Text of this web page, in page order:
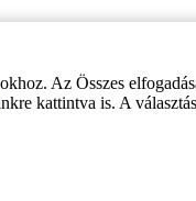
Az Összes
kattintva is. A